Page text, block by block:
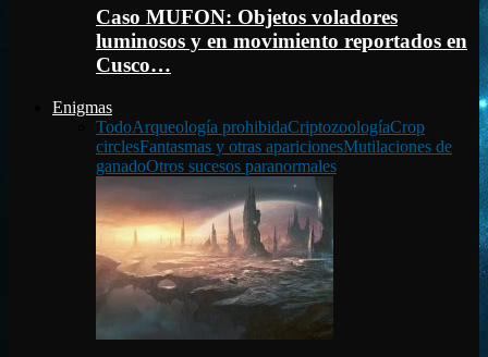
Caso MUFON: Objetos voladores
luminosos y en movimiento reportados en
Cusco…
Enigmas
TodoArqueología prohibidaCriptozoologíaCrop
circlesFantasmas y otras aparicionesMutilaciones de
ganadoOtros sucesos paranormales